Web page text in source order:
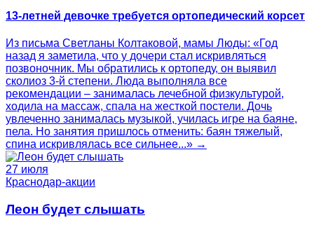
13-летней девочке требуется ортопедический корсет
Из письма Светланы Колтаковой, мамы Люды: «Год
назад я заметила, что у дочери стал искривляться
позвоночник. Мы обратились к ортопеду, он выявил
сколиоз 3-й степени. Люда выполняла все
рекомендации – занималась лечебной физкультурой,
ходила на массаж, спала на жесткой постели. Дочь
увлеченно занималась музыкой, училась игре на баяне,
пела. Но занятия пришлось отменить: баян тяжелый,
спина искривлялась все сильнее...» →
27 июля
Краснодар-акции
Леон будет слышать